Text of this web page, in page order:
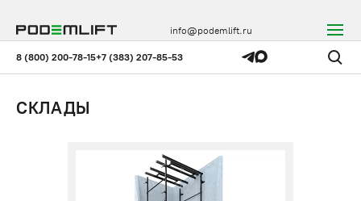
8 (800) 200-78-15+7 (383) 207-85-53
info@podemlift.ru
СКЛАДЫ